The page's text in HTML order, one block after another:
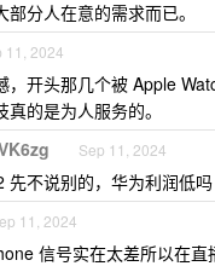
分人在意的需求而已。
11, 2024
，开头那几个被 Apple
的是为人服务的。
Sep 11, 2024
先不说别的，华为利润低吗
11, 2024
信号实在太差所以在直